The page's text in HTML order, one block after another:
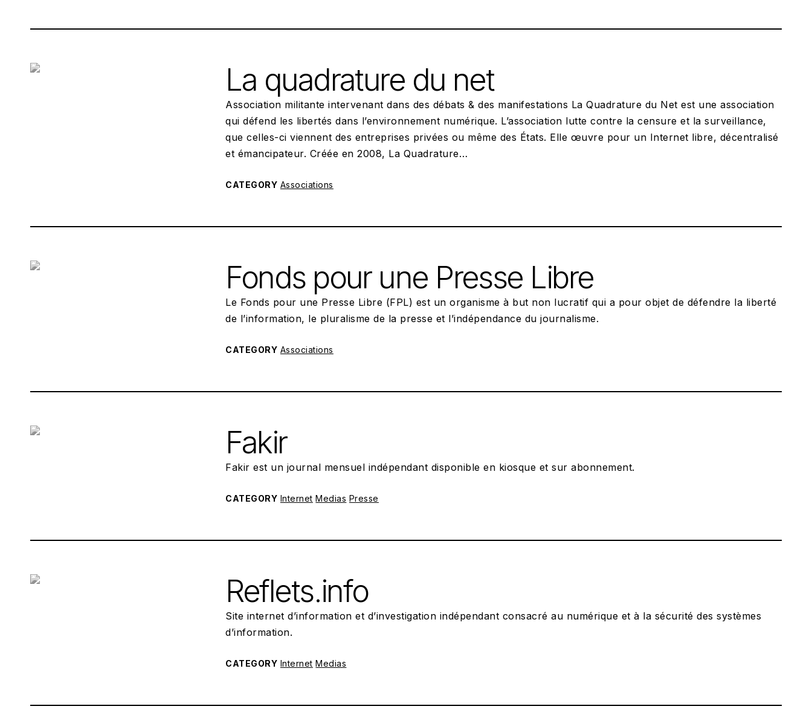
La quadrature du net
Association militante intervenant dans des débats & des manifestations La Quadrature du Net est une association
qui défend les libertés dans l’environnement numérique. L’association lutte contre la censure et la surveillance,
que celles-ci viennent des entreprises privées ou même des États. Elle œuvre pour un Internet libre, décentralisé
et émancipateur. Créée en 2008, La Quadrature…
CATEGORY Associations
Fonds pour une Presse Libre
Le Fonds pour une Presse Libre (FPL) est un organisme à but non lucratif qui a pour objet de défendre la liberté
de l’information, le pluralisme de la presse et l’indépendance du journalisme.
CATEGORY Associations
Fakir
Fakir est un journal mensuel indépendant disponible en kiosque et sur abonnement.
CATEGORY Internet Medias Presse
Reflets.info
Site internet d’information et d’investigation indépendant consacré au numérique et à la sécurité des systèmes
d’information.
CATEGORY Internet Medias